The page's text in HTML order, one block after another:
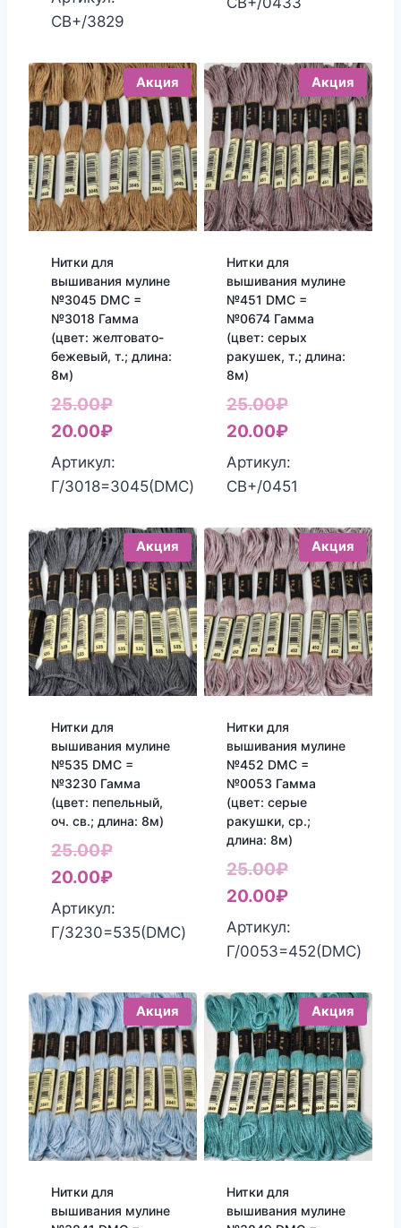
25.00₽.
20.00₽.
СВ+/3829
Акция
Нитки для
вышивания мулине
№3045 DMC =
№3018 Гамма
(цвет: желтовато-
бежевый, т.; длина:
8м)
25.00₽Первоначальная
цена
составляла
25.00₽.
20.00₽Текущая
цена:
20.00₽.
Артикул:
Г/3018=3045(DMC)
Акция
Нитки для
вышивания мулине
№451 DMC =
№0674 Гамма
(цвет: серых
ракушек, т.; длина:
8м)
25.00₽
цена
составляла
25.00₽.
20.00₽Текущая
цена:
20.00₽.
Артикул:
СВ+/0451
Акция
Нитки для
вышивания мулине
№535 DMC =
№3230 Гамма
(цвет: пепельный,
оч. св.; длина: 8м)
25.00₽Первоначальная
цена
составляла
25.00₽.
20.00₽Текущая
цена:
20.00₽.
Артикул:
Г/3230=535(DMC)
Акция
Нитки для
вышивания мулине
№452 DMC =
№0053 Гамма
(цвет: серые
ракушки, ср.;
длина: 8м)
25.00₽
цена
составляла
25.00₽.
20.00₽Текущая
цена:
20.00₽.
Артикул:
Г/0053=452(DMC)
Акция
Нитки для
вышивания мулине
Акция
Нитки для
вышивания мулине